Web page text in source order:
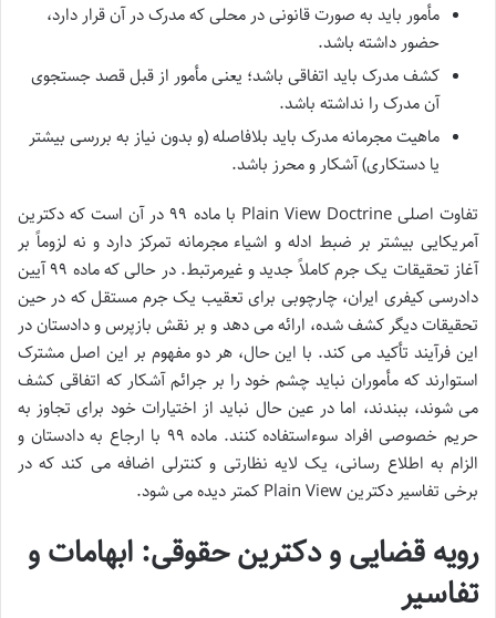
مأمور باید به صورت قانونی در محلی که مدرک در آن قرار دارد،
حضور داشته باشد.
کشف مدرک باید اتفاقی باشد؛ یعنی مأمور از قبل قصد جستجوی
آن مدرک را نداشته باشد.
ماهیت مجرمانه مدرک باید بلافاصله (و بدون نیاز به بررسی بیشتر
یا دستکاری) آشکار و محرز باشد.
تفاوت اصلی Plain View Doctrine با ماده ۹۹ در آن است که دکترین
آمریکایی بیشتر بر ضبط ادله و اشیاء مجرمانه تمرکز دارد و نه لزوماً بر
آغاز تحقیقات یک جرم کاملاً جدید و غیرمرتبط. در حالی که ماده ۹۹ آیین
دادرسی کیفری ایران، چارچوبی برای تعقیب یک جرم مستقل که در حین
تحقیقات دیگر کشف شده، ارائه می دهد و بر نقش بازپرس و دادستان در
این فرآیند تأکید می کند. با این حال، هر دو مفهوم بر این اصل مشترک
استوارند که مأموران نباید چشم خود را بر جرائم آشکار که اتفاقی کشف
می شوند، ببندند، اما در عین حال نباید از اختیارات خود برای تجاوز به
حریم خصوصی افراد سوءاستفاده کنند. ماده ۹۹ با ارجاع به دادستان و
الزام به اطلاع رسانی، یک لایه نظارتی و کنترلی اضافه می کند که در
برخی تفاسیر دکترین Plain View کمتر دیده می شود.
رویه قضایی و دکترین حقوقی: ابهامات و
تفاسیر